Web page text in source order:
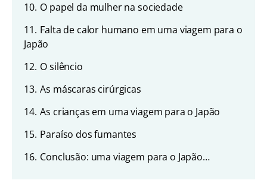
10. O papel da mulher na sociedade
11. Falta de calor humano em uma viagem para o
Japão
12. O silêncio
13. As máscaras cirúrgicas
14. As crianças em uma viagem para o Japão
15. Paraíso dos fumantes
16. Conclusão: uma viagem para o Japão…